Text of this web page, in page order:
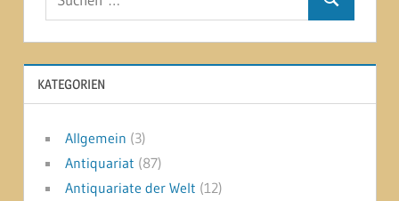
Suchen
KATEGORIEN
Allgemein (3)
Antiquariat (87)
Antiquariate der Welt (12)